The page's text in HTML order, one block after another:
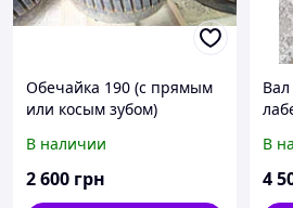
Обечайка 190 (с прямым
или косым зубом)
В наличии
2 600 грн
В
4